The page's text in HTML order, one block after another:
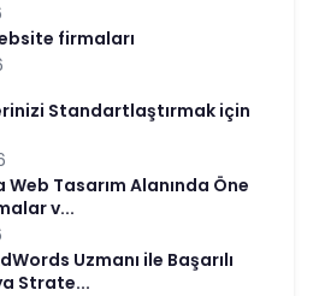
firmaları
Standartlaştırmak için
Tasarım Alanında Öne
v...
Uzmanı ile Başarılı
Strate...